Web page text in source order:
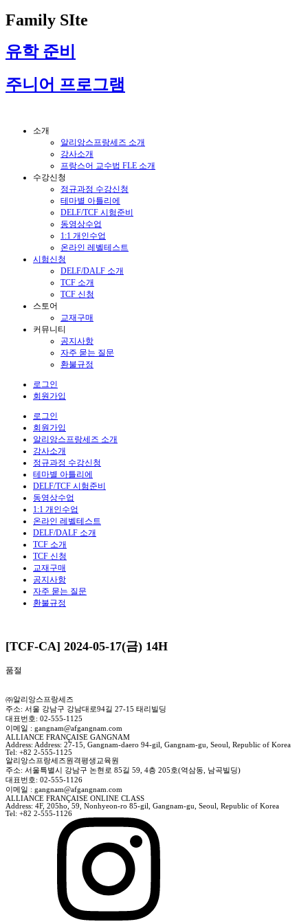
Family SIte
유학 준비
주니어 프로그램
소개
알리앙스프랑세즈 소개
강사소개
프랑스어 교수법 FLE 소개
수강신청
정규과정 수강신청
테마별 아틀리에
DELF/TCF 시험준비
동영상수업
1:1 개인수업
온라인 레벨테스트
시험신청
DELF/DALF 소개
TCF 소개
TCF 신청
스토어
교재구매
커뮤니티
공지사항
자주 묻는 질문
환불규정
로그인
회원가입
로그인
회원가입
알리앙스프랑세즈 소개
강사소개
정규과정 수강신청
테마별 아틀리에
DELF/TCF 시험준비
동영상수업
1:1 개인수업
온라인 레벨테스트
DELF/DALF 소개
TCF 소개
TCF 신청
교재구매
공지사항
자주 묻는 질문
환불규정
[TCF-CA] 2024-05-17(금) 14H
품절
㈜알리앙스프랑세즈
주소: 서울 강남구 강남대로94길 27-15 태리빌딩
대표번호: 02-555-1125
이메일 : gangnam@afgangnam.com
ALLIANCE FRANÇAISE GANGNAM
Address: Address: 27-15, Gangnam-daero 94-gil, Gangnam-gu, Seoul, Republic of Korea
Tel: +82 2-555-1125
알리앙스프랑세즈원격평생교육원
주소: 서울특별시 강남구 논현로 85길 59, 4층 205호(역삼동, 남곡빌딩)
대표번호: 02-555-1126
이메일 : gangnam@afgangnam.com
ALLIANCE FRANÇAISE ONLINE CLASS
Address: 4F, 205ho, 59, Nonhyeon-ro 85-gil, Gangnam-gu, Seoul, Republic of Korea
Tel: +82 2-555-1126